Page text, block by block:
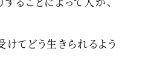
てどう生きられるよう